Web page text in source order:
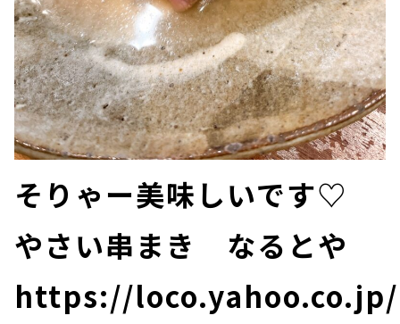
そりゃー美味しいです♡
やさい串まき なるとや
https://